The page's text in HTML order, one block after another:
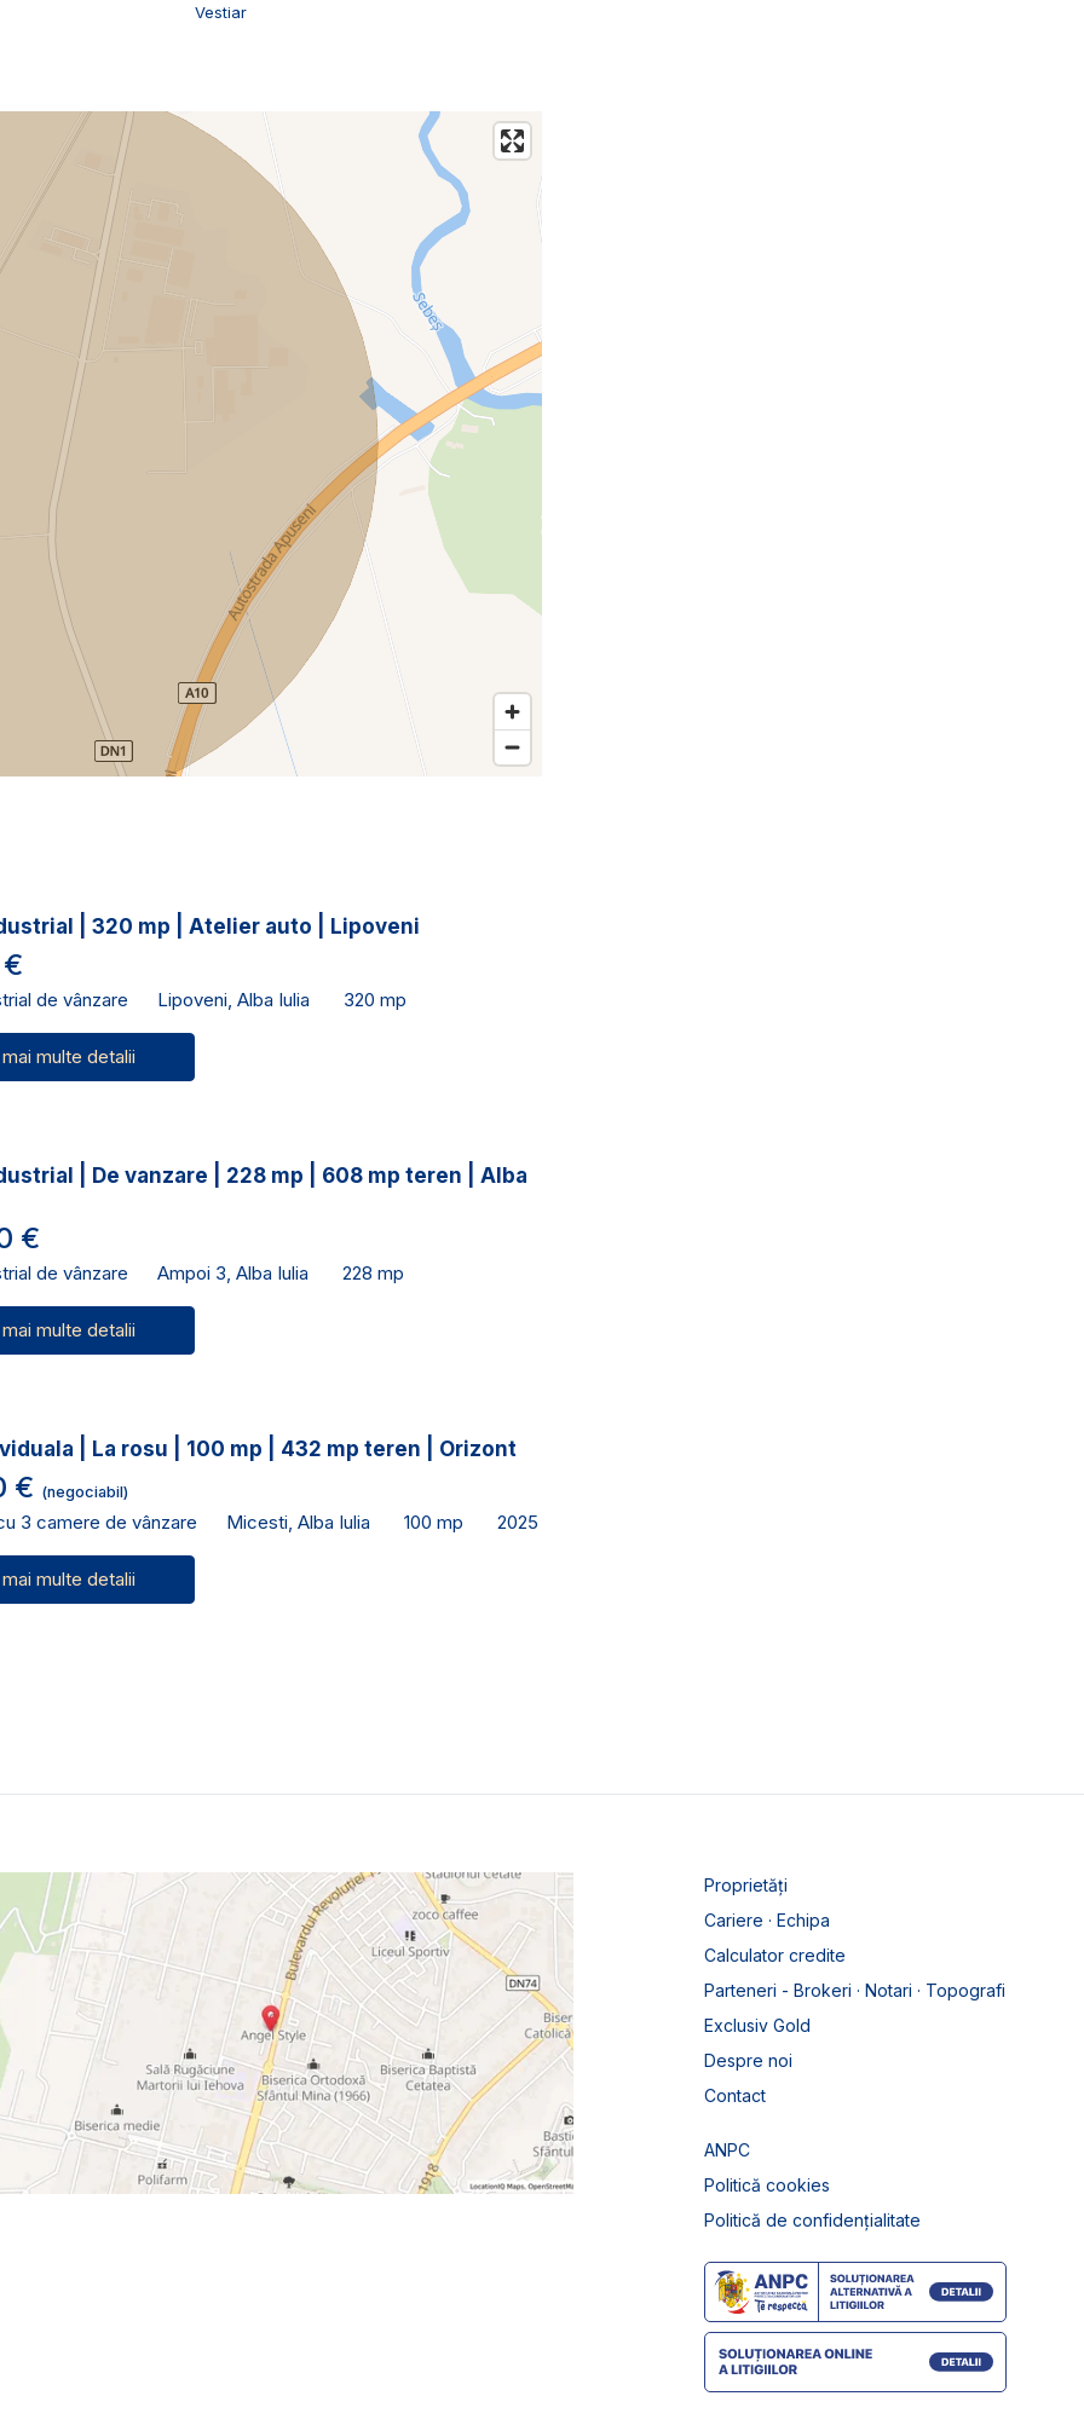
Vestiar
| 320 mp | Atelier auto | Lipoveni
de vânzare Lipoveni, Alba Iulia 320 mp
multe detalii
| De vanzare | 228 mp | 608 mp teren | Alba
€
de vânzare Ampoi 3, Alba Iulia 228 mp
multe detalii
| La rosu | 100 mp | 432 mp teren | Orizont
€ (negociabil)
3 camere de vânzare Micesti, Alba Iulia 100 mp 2025
multe detalii
Proprietăți
Cariere · Echipa
Calculator credite
Parteneri - Brokeri · Notari · Topografi
Exclusiv Gold
Despre noi
Contact
ANPC
Politică cookies
Politică de confidențialitate